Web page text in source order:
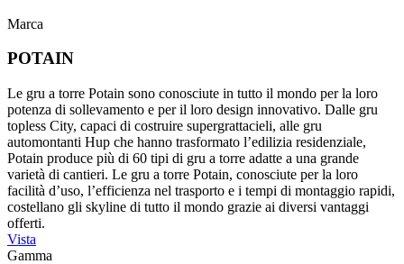
Marca
POTAIN
Le gru a torre Potain sono conosciute in tutto il mondo per la loro
potenza di sollevamento e per il loro design innovativo. Dalle gru
topless City, capaci di costruire supergrattacieli, alle gru
automontanti Hup che hanno trasformato l’edilizia residenziale,
Potain produce più di 60 tipi di gru a torre adatte a una grande
varietà di cantieri. Le gru a torre Potain, conosciute per la loro
facilità d’uso, l’efficienza nel trasporto e i tempi di montaggio rapidi,
costellano gli skyline di tutto il mondo grazie ai diversi vantaggi
offerti.
Vista
Gamma